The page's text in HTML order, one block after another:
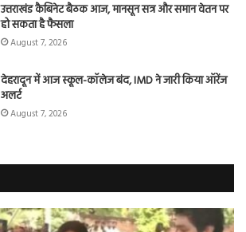
उत्तराखंड कैबिनेट बैठक आज, मानसून सत्र और समान वेतन पर
हो सकता है फैसला
August 7, 2026
देहरादून में आज स्कूल-कॉलेज बंद, IMD ने जारी किया ऑरेंज
अलर्ट
August 7, 2026